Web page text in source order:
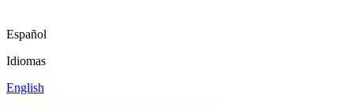
Español
Idiomas
English